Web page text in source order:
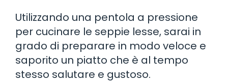
Utilizzando una pentola a pressione
per cucinare le seppie lesse, sarai in
grado di preparare in modo veloce e
saporito un piatto che è al tempo
stesso salutare e gustoso.